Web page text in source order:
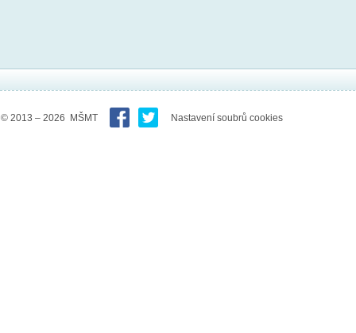
© 2013 – 2026 MŠMT Nastavení soubrů cookies